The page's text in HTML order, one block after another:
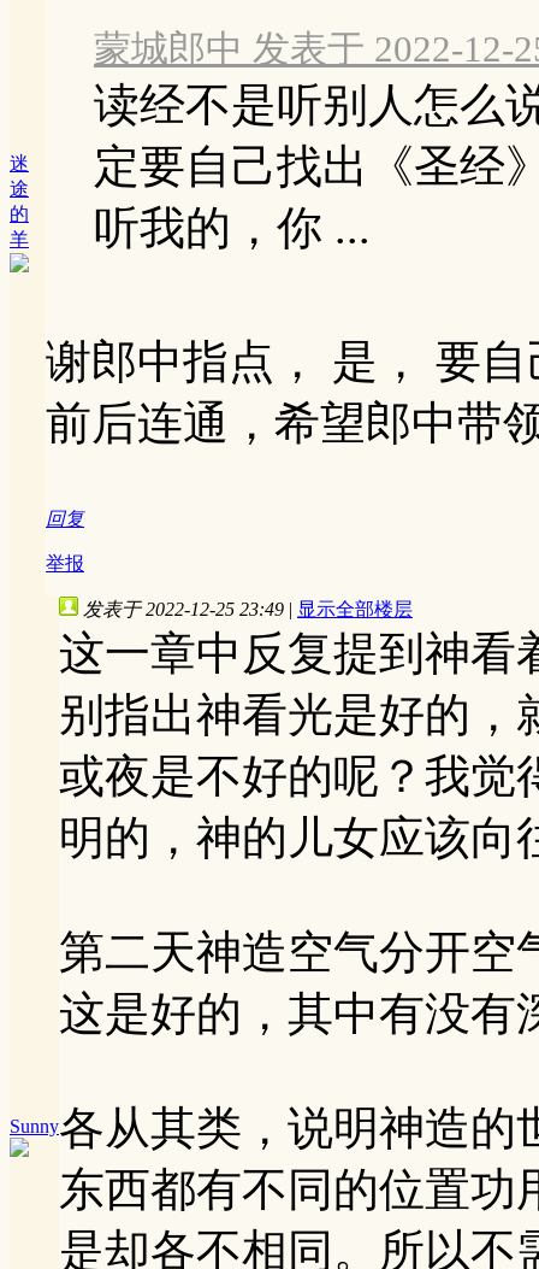
迷
途
的
羊
蒙城郎中 发表于 2022-12-
读经不是听别人怎么
定要自己找出《圣经
听我的，你 ...
谢郎中指点， 是， 要
前后连通，希望郎中带
回复
举报
Sunny
发表于 2022-12-25 23:49 | 显示全部楼层
这一章中反复提到神看
别指出神看光是好的，
或夜是不好的呢？我觉
明的，神的儿女应该向
第二天神造空气分开空
这是好的，其中有没有
各从其类，说明神造的
东西都有不同的位置功
是却各不相同。所以不